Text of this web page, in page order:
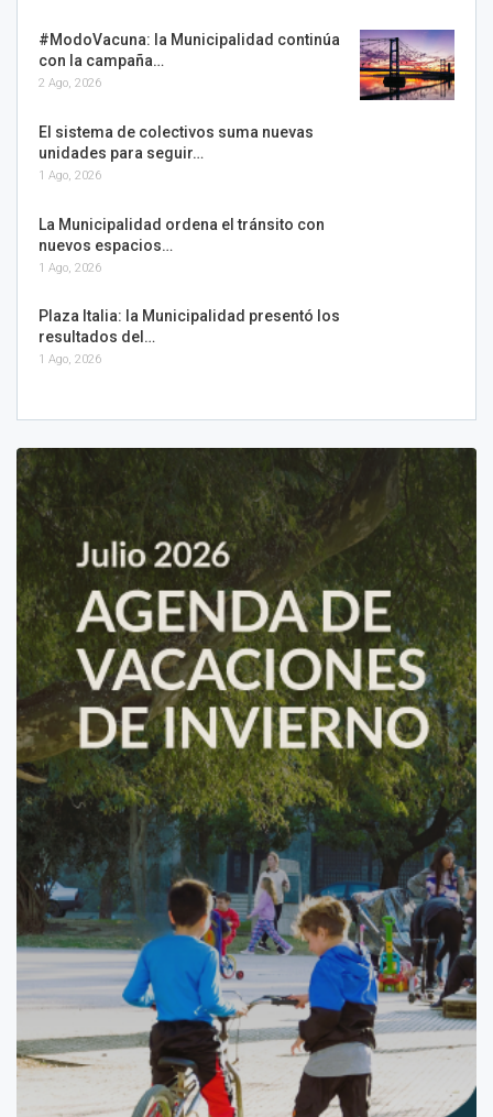
#ModoVacuna: la Municipalidad continúa
con la campaña…
2 Ago, 2026
El sistema de colectivos suma nuevas
unidades para seguir…
1 Ago, 2026
La Municipalidad ordena el tránsito con
nuevos espacios…
1 Ago, 2026
Plaza Italia: la Municipalidad presentó los
resultados del…
1 Ago, 2026